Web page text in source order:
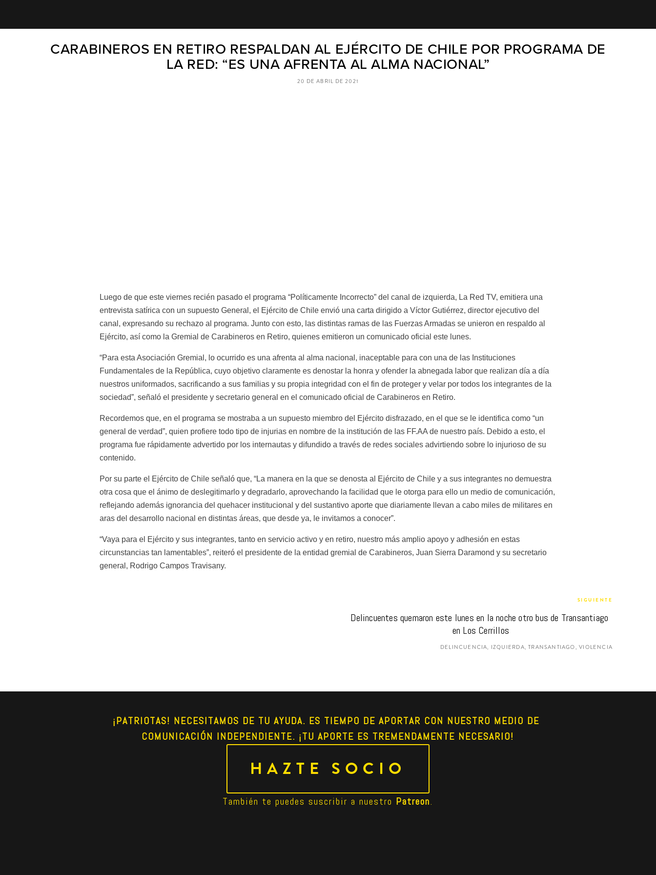
CARABINEROS EN RETIRO RESPALDAN AL EJÉRCITO DE CHILE POR PROGRAMA DE
LA RED: “ES UNA AFRENTA AL ALMA NACIONAL”
Luego de que este viernes recién pasado el programa “Políticamente Incorrecto” del canal de izquierda, La Red TV, emitiera una
entrevista satírica con un supuesto General, el Ejército de Chile envió una carta dirigido a Víctor Gutiérrez, director ejecutivo del
canal, expresando su rechazo al programa. Junto con esto, las distintas ramas de las Fuerzas Armadas se unieron en respaldo al
Ejército, así como la Gremial de Carabineros en Retiro, quienes emitieron un comunicado oficial este lunes.
“Para esta Asociación Gremial, lo ocurrido es una afrenta al alma nacional, inaceptable para con una de las Instituciones
Fundamentales de la República, cuyo objetivo claramente es denostar la honra y ofender la abnegada labor que realizan día a día
nuestros uniformados, sacrificando a sus familias y su propia integridad con el fin de proteger y velar por todos los integrantes de la
sociedad”, señaló el presidente y secretario general en el comunicado oficial de Carabineros en Retiro.
Recordemos que, en el programa se mostraba a un supuesto miembro del Ejército disfrazado, en el que se le identifica como “un
general de verdad”, quien profiere todo tipo de injurias en nombre de la institución de las FF.AA de nuestro país. Debido a esto, el
programa fue rápidamente advertido por los internautas y difundido a través de redes sociales advirtiendo sobre lo injurioso de su
contenido.
Por su parte el Ejército de Chile señaló que, “La manera en la que se denosta al Ejército de Chile y a sus integrantes no demuestra
otra cosa que el ánimo de deslegitimarlo y degradarlo, aprovechando la facilidad que le otorga para ello un medio de comunicación,
reflejando además ignorancia del quehacer institucional y del sustantivo aporte que diariamente llevan a cabo miles de militares en
aras del desarrollo nacional en distintas áreas, que desde ya, le invitamos a conocer”.
“Vaya para el Ejército y sus integrantes, tanto en servicio activo y en retiro, nuestro más amplio apoyo y adhesión en estas
circunstancias tan lamentables”, reiteró el presidente de la entidad gremial de Carabineros, Juan Sierra Daramond y su secretario
general, Rodrigo Campos Travisany.
20 DE ABRIL DE 2021
SIGUIENTE
Delincuentes quemaron este lunes en la noche otro bus de Transantiago
en Los Cerrillos
DELINCUENCIA, IZQUIERDA, TRANSANTIAGO, VIOLENCIA
¡PATRIOTAS! NECESITAMOS DE TU AYUDA. ES TIEMPO DE APORTAR CON NUESTRO MEDIO DE
COMUNICACIÓN INDEPENDIENTE. ¡TU APORTE ES TREMENDAMENTE NECESARIO!
HAZTE SOCIO
También te puedes suscribir a nuestro Patreon.